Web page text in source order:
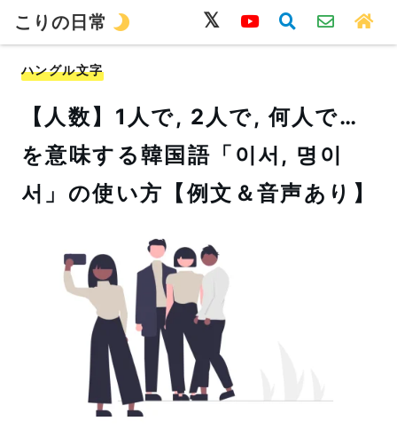
韓国語 旅行 留学 ワーホリ 生活
ハングル文字
【人数】1人で, 2人で, 何人で…
を意味する韓国語「이서, 명이
서」の使い方【例文＆音声あり】
こりの日常